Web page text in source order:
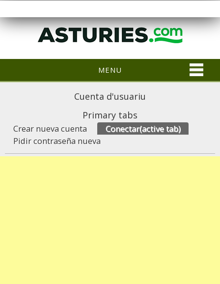
MENU
Cuenta d'usuariu
Primary tabs
Crear nueva cuenta Conectar(active tab)
Pidir contraseña nueva